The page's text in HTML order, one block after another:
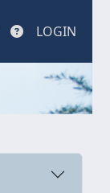
LOGIN